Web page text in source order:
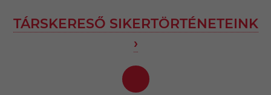
TÁRSKERESŐ SIKERTÖRTÉNETEINK
›